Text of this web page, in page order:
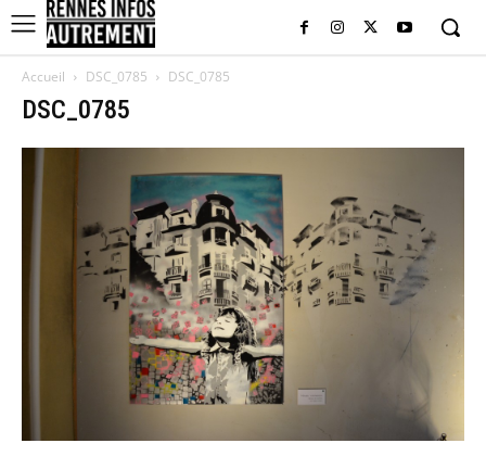
Accueil DSC_0785 DSC_0785
DSC_0785